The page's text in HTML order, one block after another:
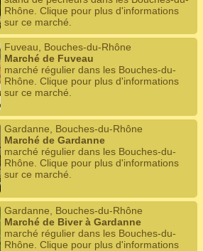
Rhône. Clique pour plus d'informations
sur ce marché.
Fuveau, Bouches-du-Rhône
Marché de Fuveau
marché régulier dans les Bouches-du-
Rhône. Clique pour plus d'informations
sur ce marché.
Gardanne, Bouches-du-Rhône
Marché de Gardanne
marché régulier dans les Bouches-du-
Rhône. Clique pour plus d'informations
sur ce marché.
Gardanne, Bouches-du-Rhône
Marché de Biver à Gardanne
marché régulier dans les Bouches-du-
Rhône. Clique pour plus d'informations